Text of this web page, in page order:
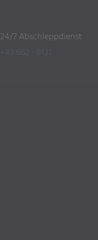
24/7 Abschleppdienst